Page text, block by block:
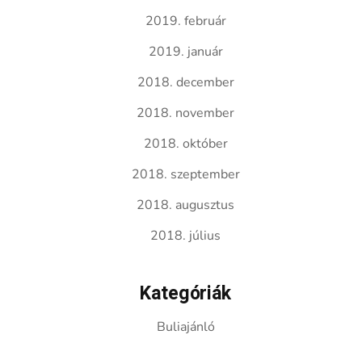
2019. február
2019. január
2018. december
2018. november
2018. október
2018. szeptember
2018. augusztus
2018. július
Kategóriák
Buliajánló